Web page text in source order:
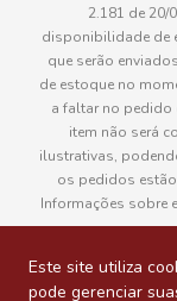
Este site utiliza
pode gerenciar
2.181 de 20/
disponibilidade de
que serão
de estoque no
a faltar no pedido
item não será
ilustrativas,
os pedidos
Informações sobre